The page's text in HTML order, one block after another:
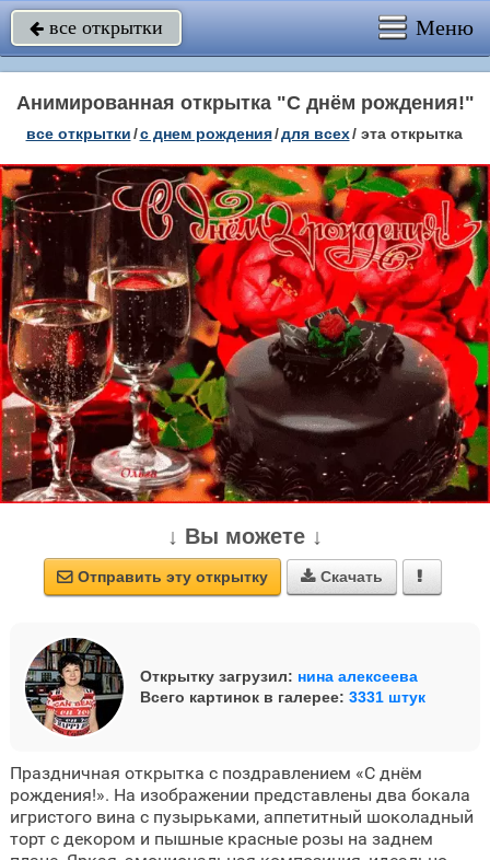
 все открытки Меню
Анимированная открытка "С днём рождения!"
все открытки/c днем рождения/для всех/ эта открытка
↓ Вы можете ↓
 Отправить эту открытку  Скачать 
Открытку загрузил: нина алексеева
Всего картинок в галерее: 3331 штук
Праздничная открытка с поздравлением «С днём
рождения!». На изображении представлены два бокала
игристого вина с пузырьками, аппетитный шоколадный
торт с декором и пышные красные розы на заднем